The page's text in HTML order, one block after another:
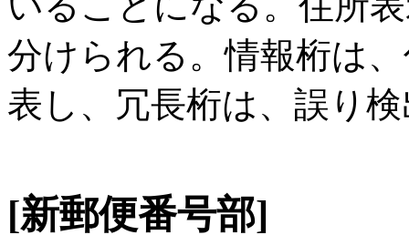
分けられる。情報桁は
表し、冗長桁は、誤り
[新郵便番号部]